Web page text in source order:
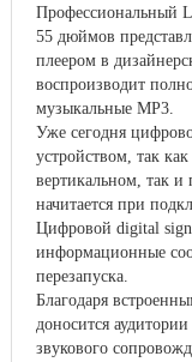
Профессиональный
55 дюймов
плеером в
воспроизводит
музыкальные MP3.
Уже сегодня
устройством, так
вертикальном, так
начитается при
Цифровой digital
информационные
перезапуска.
Благодаря
доносится
звукового